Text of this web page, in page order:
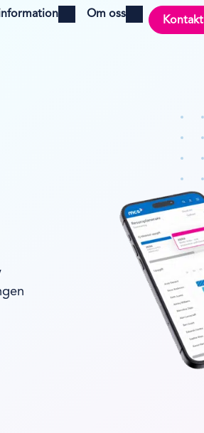
Om oss
Open menu Kontakt